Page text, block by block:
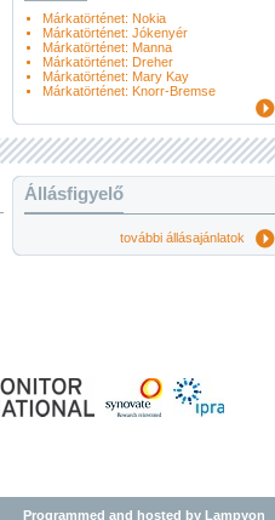
Márkatörténet: Nokia
Márkatörténet: Jókenyér
Márkatörténet: Manna
Márkatörténet: Dreher
Márkatörténet: Mary Kay
Márkatörténet: Knorr-Bremse
Állásfigyelő
további állásajánlatok
Programmed and hosted by Lampyon